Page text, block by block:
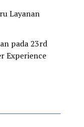
Layanan
pada 23rd
Experience